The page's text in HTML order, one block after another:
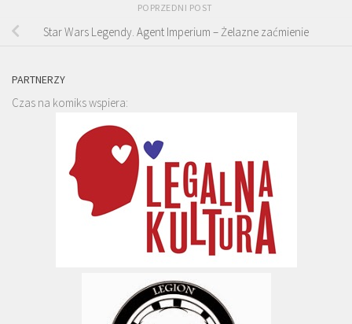
POPRZEDNI POST
Star Wars Legendy. Agent Imperium – Żelazne zaćmienie
PARTNERZY
Czas na komiks wspiera: